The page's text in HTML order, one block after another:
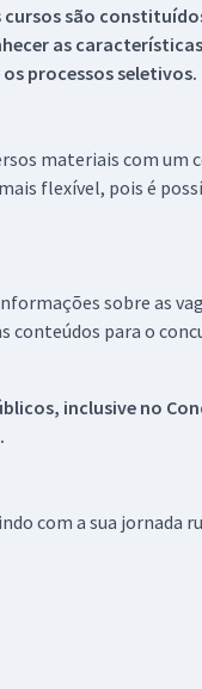
cursos são
as
processos seletivos.
materiais com
flexível, pois é
sobre as
para o
inclusive no
com a sua jornada